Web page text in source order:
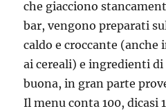
che giacciono
bar, vengono preparati
caldo e croccante (anche
ai cereali) e ingredienti
buona, in gran parte
Il menu conta 100, dicasi